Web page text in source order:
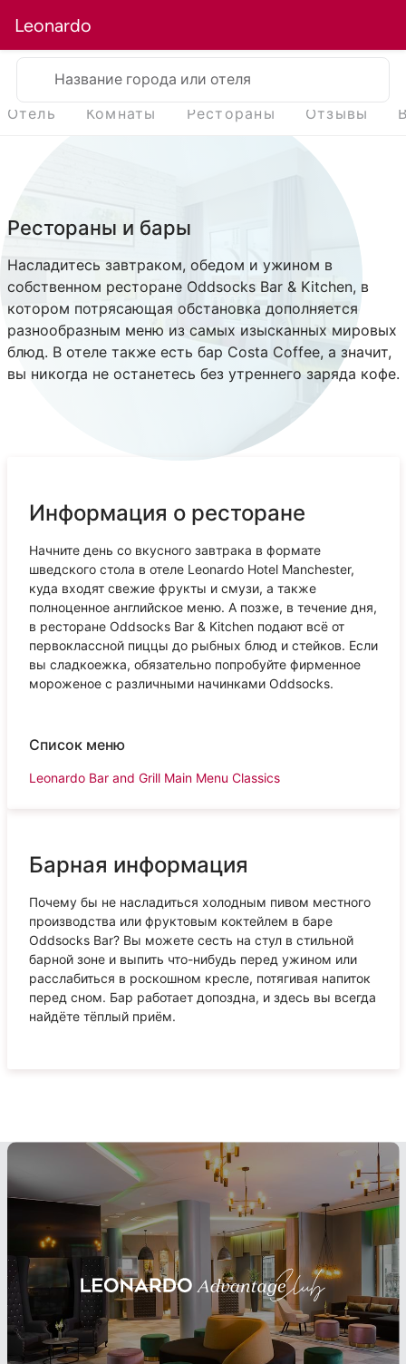
Leonardo
Название города или отеля
Отель Комнаты Рестораны Отзывы
Рестораны и бары
Насладитесь завтраком, обедом и ужином в
собственном ресторане Oddsocks Bar & Kitchen, в
котором потрясающая обстановка дополняется
разнообразным меню из самых изысканных мировых
блюд. В отеле также есть бар Costa Coffee, а значит,
вы никогда не останетесь без утреннего заряда кофе.
Информация о ресторане
Начните день со вкусного завтрака в формате
шведского стола в отеле Leonardo Hotel Manchester,
куда входят свежие фрукты и смузи, а также
полноценное английское меню. А позже, в течение дня,
в ресторане Oddsocks Bar & Kitchen подают всё от
первоклассной пиццы до рыбных блюд и стейков. Если
вы сладкоежка, обязательно попробуйте фирменное
мороженое с различными начинками Oddsocks.
Список меню
Leonardo Bar and Grill Main Menu Classics
Барная информация
Почему бы не насладиться холодным пивом местного
производства или фруктовым коктейлем в баре
Oddsocks Bar? Вы можете сесть на стул в стильной
барной зоне и выпить что-нибудь перед ужином или
расслабиться в роскошном кресле, потягивая напиток
перед сном. Бар работает допоздна, и здесь вы всегда
найдёте тёплый приём.